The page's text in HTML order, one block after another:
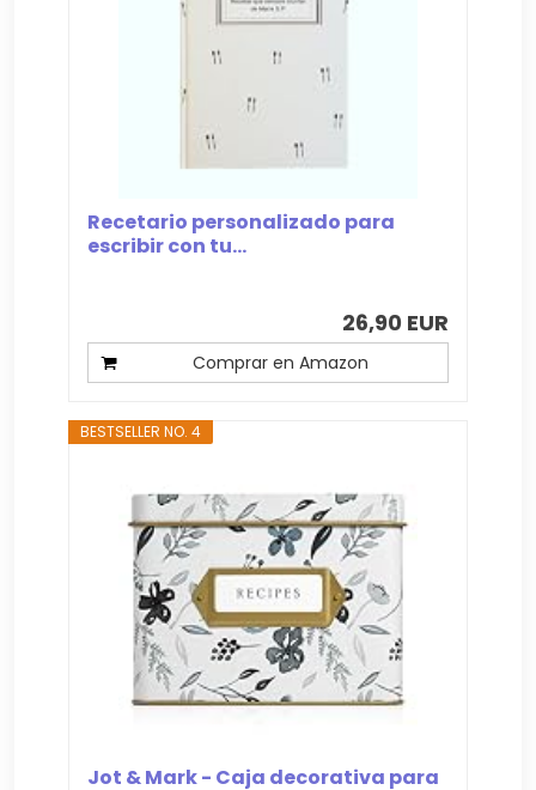
Recetario personalizado para
escribir con tu...
26,90 EUR
Comprar en Amazon
BESTSELLER NO. 4
Jot & Mark - Caja decorativa para